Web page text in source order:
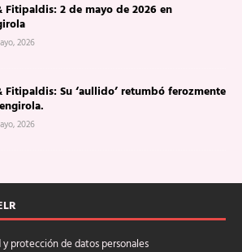
Fitipaldis: 2 de mayo de 2026 en
2026
Fitipaldis: Su ‘aullido’ retumbó ferozmente
2026
protección de datos personales